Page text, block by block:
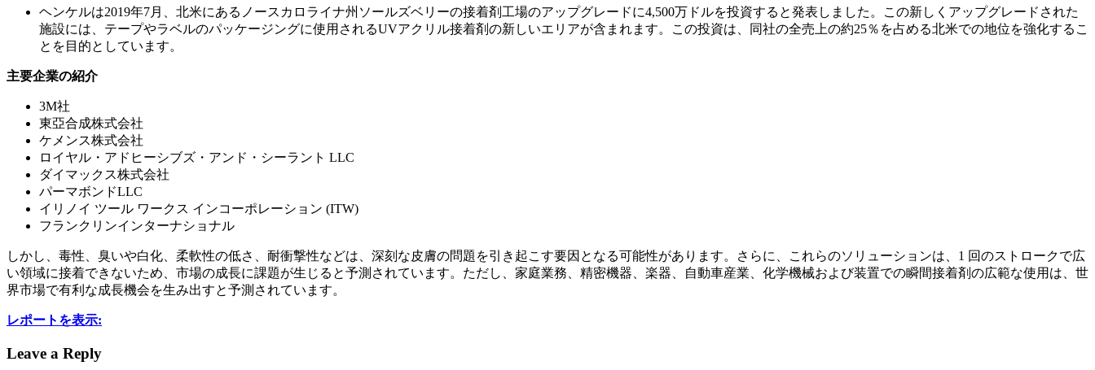
ヘンケルは2019年7月、北米にあるノースカロライナ州ソールズベリーの接着剤工場のアップグレードに4,500万ドルを投資すると発表しました。この新しくアップグレードされた
施設には、テープやラベルのパッケージングに使用されるUVアクリル接着剤の新しいエリアが含まれます。この投資は、同社の全売上の約25％を占める北米での地位を強化するこ
とを目的としています。
主要企業の紹介
3M社
東亞合成株式会社
ケメンス株式会社
ロイヤル・アドヒーシブズ・アンド・シーラント LLC
ダイマックス株式会社
パーマボンドLLC
イリノイ ツール ワークス インコーポレーション (ITW)
フランクリンインターナショナル
しかし、毒性、臭いや白化、柔軟性の低さ、耐衝撃性などは、深刻な皮膚の問題を引き起こす要因となる可能性があります。さらに、これらのソリューションは、1 回のストロークで広
い領域に接着できないため、市場の成長に課題が生じると予測されています。ただし、家庭業務、精密機器、楽器、自動車産業、化学機械および装置での瞬間接着剤の広範な使用は、世
界市場で有利な成長機会を生み出すと予測されています。
レポートを表示:
Leave a Reply